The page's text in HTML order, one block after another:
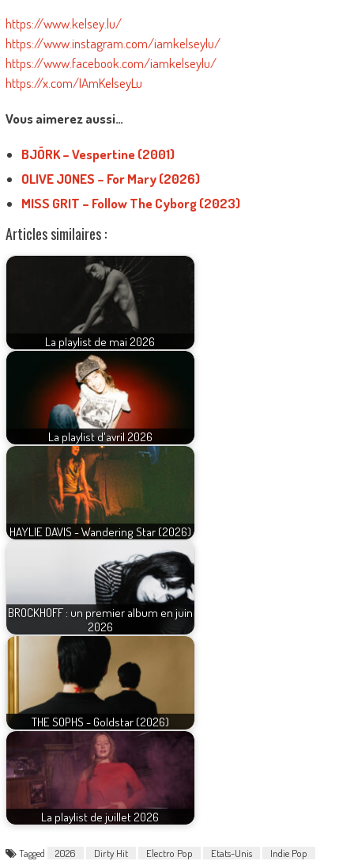
https://www.kelsey.lu/
https://www.instagram.com/iamkelseylu/
https://www.facebook.com/iamkelseylu/
https://x.com/IAmKelseyLu
Vous aimerez aussi…
BJÖRK – Vespertine (2001)
OLIVE JONES – For Mary (2026)
MISS GRIT – Follow The Cyborg (2023)
Articles similaires :
La playlist de mai 2026
La playlist d'avril 2026
HAYLIE DAVIS - Wandering Star (2026)
BROCKHOFF : un premier album en juin
2026
THE SOPHS - Goldstar (2026)
La playlist de juillet 2026
Tagged 2026 Dirty Hit Electro Pop Etats-Unis
Indie Pop